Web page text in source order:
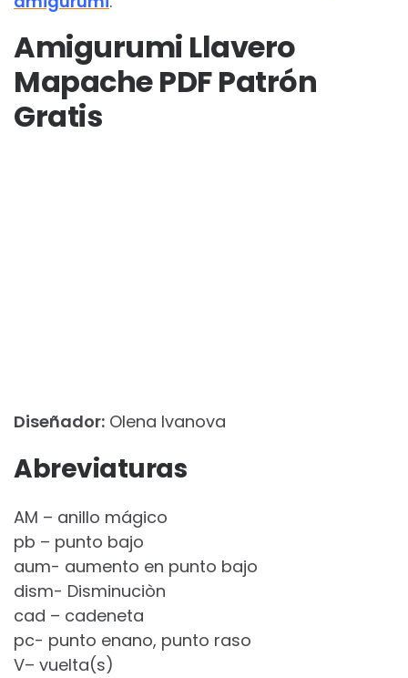
Amigurumi Llavero
Mapache PDF Patrón
Gratis
Diseñador: Olena Ivanova
Abreviaturas
AM – anillo mágico
pb – punto bajo
aum- aumento en punto bajo
dism- Disminuciòn
cad – cadeneta
pc- punto enano, punto raso
V– vuelta(s)